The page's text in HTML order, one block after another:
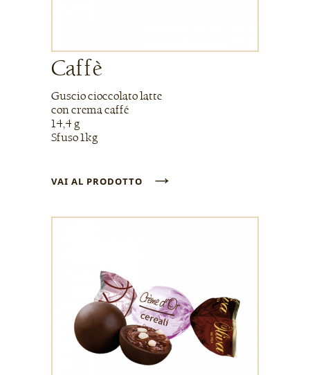
Caffè
Guscio cioccolato latte
con crema caffé
14,4 g
Sfuso 1kg
VAI AL PRODOTTO →